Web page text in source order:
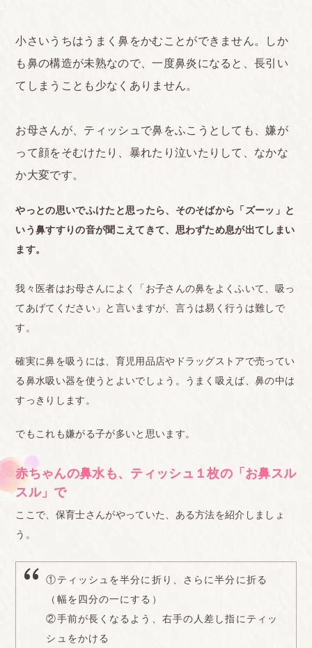
小さいうちはうまく鼻をかむことができません。しか
も鼻の構造が未熟なので、一度鼻炎になると、長引い
てしまうことも少なくありません。
お母さんが、ティッシュで鼻をふこうとしても、嫌が
って顔をそむけたり、暴れたり泣いたりして、なかな
か大変です。
やっとの思いでふけたと思ったら、そのそばから「ズーッ」と
いう鼻すすりの音が聞こえてきて、思わずため息が出てしまい
ます。
我々医者はお母さんによく「お子さんの鼻をよくふいて、吸っ
てあげてください」と言いますが、言うは易く行うは難しで
す。
確実に鼻を吸うには、育児用品店やドラッグストアで売ってい
る鼻水吸い器を使うとよいでしょう。うまく吸えば、鼻の中は
すっきりします。
でもこれも嫌がる子が多いと思います。
赤ちゃんの鼻水も、ティッシュ１枚の「お鼻スル
スル」で
ここで、保育士さんがやっていた、ある方法を紹介しましょ
う。
①ティッシュを半分に折り、さらに半分に折る
（幅を四分の一にする）
②手前が長くなるよう、右手の人差し指にティッ
シュをかける